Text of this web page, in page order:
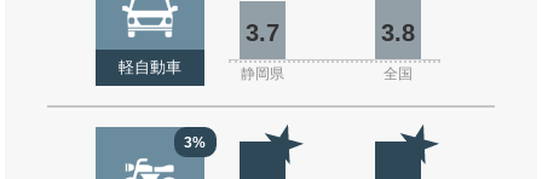
軽自動車
3.7 3.8
静岡県 全国
3%